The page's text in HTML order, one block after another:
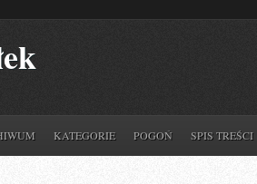
KATEGORIE POGOŃ SPIS TREŚCI